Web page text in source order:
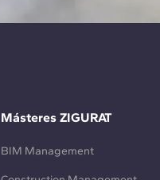
Másteres ZIGURAT
BIM Management